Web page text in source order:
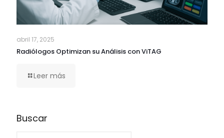
abril 17, 2025
Radiólogos Optimizan su Análisis con ViTAG
Leer más
Buscar